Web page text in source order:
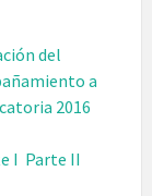
del
a
2016
I Parte II